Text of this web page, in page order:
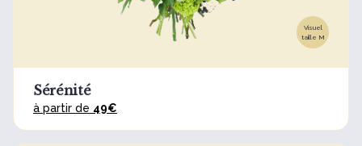
Visuel
taille M
Sérénité
à partir de 49€